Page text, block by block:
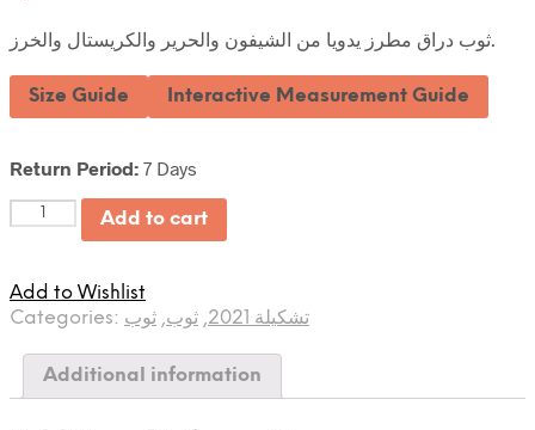
ثوب دراق مطرز يدويا من الشيفون والحرير والكريستال والخرز.
Size Guide Interactive Measurement Guide
Return Period: 7 Days
Quantity Add to cart
Add to Wishlist
Categories:
تشكيلة 2021 , ثوب, ثوب
Additional information